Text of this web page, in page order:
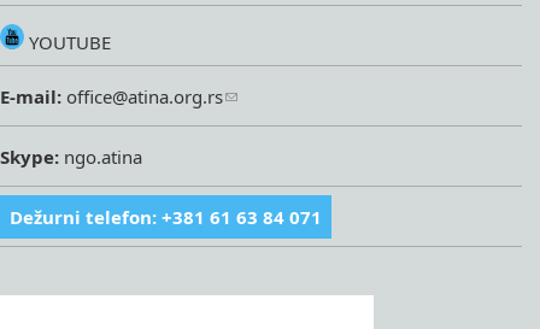
YOUTUBE
E-mail: office@atina.org.rs
Skype: ngo.atina
Dežurni telefon: +381 61 63 84 071